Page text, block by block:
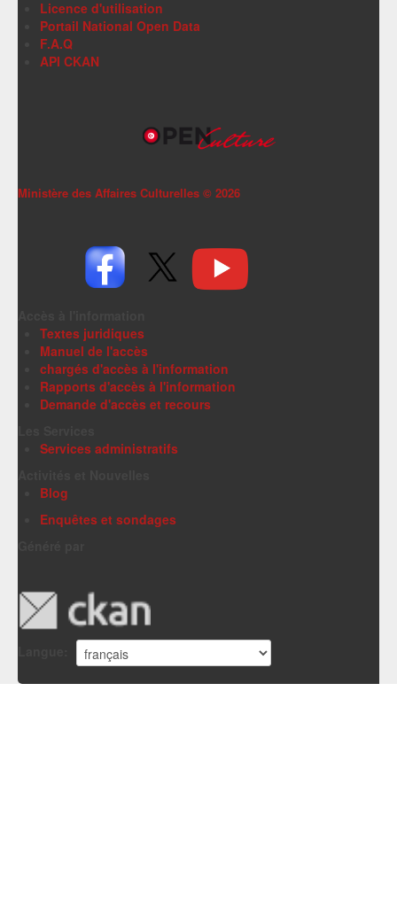
Licence d'utilisation
Portail National Open Data
F.A.Q
API CKAN
Ministère des Affaires Culturelles © 2026
Textes juridiques
Manuel de l'accès
chargés d'accès à l'information
Rapports d'accès à l'information
Demande d'accès et recours
Services administratifs
Blog
Enquêtes et sondages